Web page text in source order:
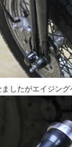
ましたがエイジン